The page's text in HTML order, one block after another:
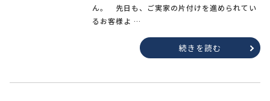
ん。 先日も、ご実家の片付けを進められてい
るお客様よ …
続きを読む